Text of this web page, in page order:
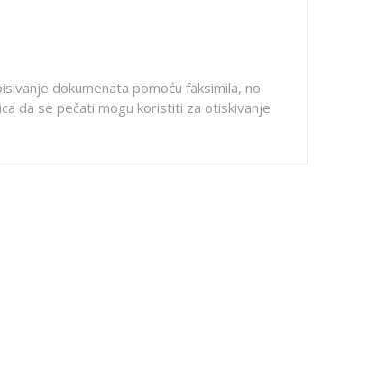
dokumenata pomoću faksimila, no
da se pečati mogu koristiti za otiskivanje